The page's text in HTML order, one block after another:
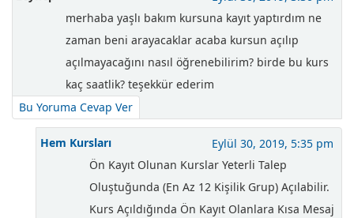
merhaba yaşlı bakım kursuna kayıt yaptırdım ne
zaman beni arayacaklar acaba kursun açılıp
açılmayacağını nasıl öğrenebilirim? birde bu kurs
kaç saatlik? teşekkür ederim
Bu Yoruma Cevap Ver
Hem Kursları
Eylül 30, 2019, 5:35 pm
Ön Kayıt Olunan Kurslar Yeterli Talep
Oluştuğunda (En Az 12 Kişilik Grup) Açılabilir.
Kurs Açıldığında Ön Kayıt Olanlara Kısa Mesaj